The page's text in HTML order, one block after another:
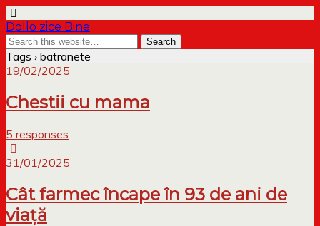
Dollo zice Bine
Tags › batranete
19/02/2025
Chestii cu mama
5 responses
31/01/2025
Cât farmec încape în 93 de ani de
viață